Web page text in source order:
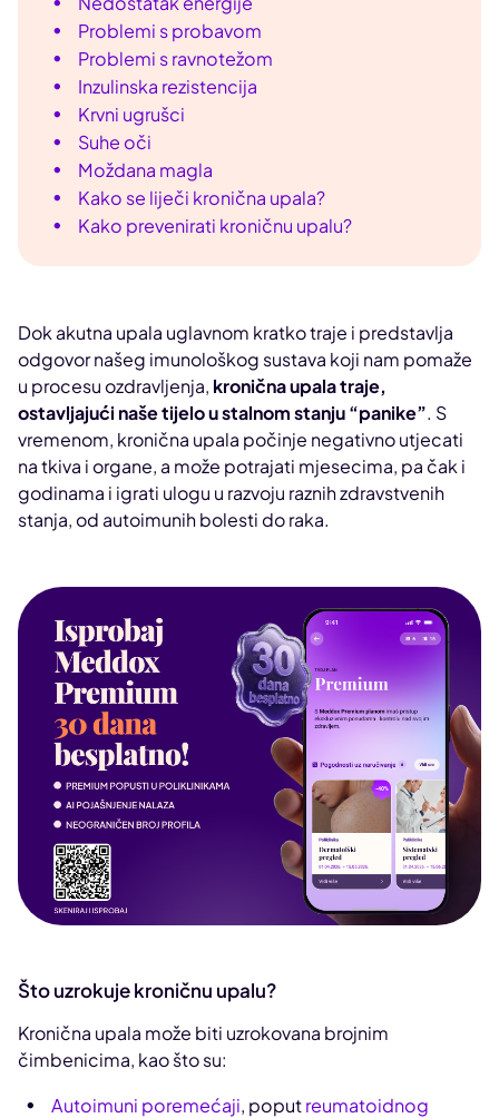
Problemi s probavom
Problemi s ravnotežom
Inzulinska rezistencija
Krvni ugrušci
Suhe oči
Moždana magla
Kako se liječi kronična upala?
Kako prevenirati kroničnu upalu?
Dok akutna upala uglavnom kratko traje i predstavlja
odgovor našeg imunološkog sustava koji nam pomaže
u procesu ozdravljenja, kronična upala traje,
ostavljajući naše tijelo u stalnom stanju “panike”. S
vremenom, kronična upala počinje negativno utjecati
na tkiva i organe, a može potrajati mjesecima, pa čak i
godinama i igrati ulogu u razvoju raznih zdravstvenih
stanja, od autoimunih bolesti do raka.
Što uzrokuje kroničnu upalu?
Kronična upala može biti uzrokovana brojnim
čimbenicima, kao što su:
Autoimuni poremećaji, poputreumatoidnog